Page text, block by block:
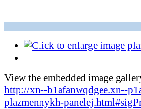
View the embedded image
http://xn--b1afanwqdgee.xn--
plazmennykh-